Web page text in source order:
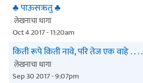
♣ पाऊसऋतु ♣
लेखनाचा धागा
Oct 4 2017 - 11:20am
किती रूपे किती नावे, परि तेज एक वाहे . . . .
लेखनाचा धागा
Sep 30 2017 - 9:07pm